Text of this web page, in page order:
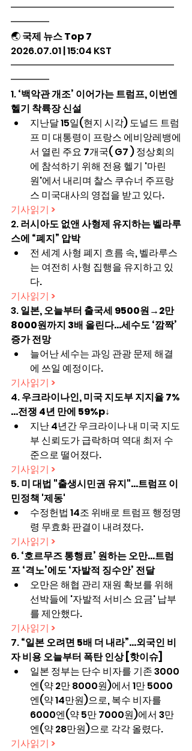
━━━━━━━━━━━━━━━━━
━━━━
🌏 국제 뉴스 Top 7
2026.07.01 | 15:04 KST
━━━━━━━━━━━━━━━━━
━━━━
1. ‘백악관 개조’ 이어가는 트럼프, 이번엔
헬기 착륙장 신설
지난달 15일(현지 시각) 도널드 트럼
프 미 대통령이 프랑스 에비앙레뱅에
서 열린 주요 7개국( G7 ) 정상회의
에 참석하기 위해 전용 헬기 '마린
원'에서 내리며 찰스 쿠슈너 주프랑
스 미국대사의 영접을 받고 있다.
기사읽기 >
2. 러시아도 없앤 사형제 유지하는 벨라루
스에 “폐지” 압박
전 세계 사형 폐지 흐름 속, 벨라루스
는 여전히 사형 집행을 유지하고 있
다.
기사읽기 >
3. 일본, 오늘부터 출국세 9500원→2만
8000원까지 3배 올린다…세수도 ‘깜짝’
증가 전망
늘어난 세수는 과잉 관광 문제 해결
에 쓰일 예정이다.
기사읽기 >
4. 우크라이나인, 미국 지도부 지지율 7%
…전쟁 4년 만에 59%p↓
지난 4년간 우크라이나 내 미국 지도
부 신뢰도가 급락하며 역대 최저 수
준으로 떨어졌다.
기사읽기 >
5. 미 대법 "출생시민권 유지"…트럼프 이
민정책 '제동'
수정헌법 14조 위배로 트럼프 행정명
령 무효화 판결이 내려졌다.
기사읽기 >
6. ‘호르무즈 통행료’ 원하는 오만…트럼
프 ‘격노’에도 ‘자발적 징수안’ 전달
오만은 해협 관리 재원 확보를 위해
선박들에 '자발적 서비스 요금' 납부
를 제안했다.
기사읽기 >
7. “일본 오려면 5배 더 내라”…외국인 비
자 비용 오늘부터 폭탄 인상 [핫이슈]
일본 정부는 단수 비자를 기존 3000
엔(약 2만 8000원)에서 1만 5000
엔(약 14만원)으로, 복수 비자를
6000엔(약 5만 7000원)에서 3만
엔(약 28만원)으로 각각 올렸다.
기사읽기 >